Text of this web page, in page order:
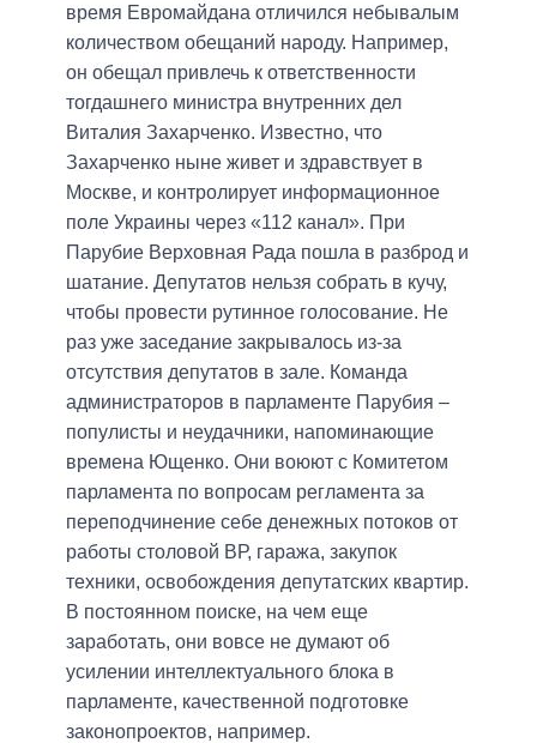
время Евромайдана отличился небывалым
количеством обещаний народу. Например,
он обещал привлечь к ответственности
тогдашнего министра внутренних дел
Виталия Захарченко. Известно, что
Захарченко ныне живет и здравствует в
Москве, и контролирует информационное
поле Украины через «112 канал». При
Парубие Верховная Рада пошла в разброд и
шатание. Депутатов нельзя собрать в кучу,
чтобы провести рутинное голосование. Не
раз уже заседание закрывалось из-за
отсутствия депутатов в зале. Команда
администраторов в парламенте Парубия –
популисты и неудачники, напоминающие
времена Ющенко. Они воюют с Комитетом
парламента по вопросам регламента за
переподчинение себе денежных потоков от
работы столовой ВР, гаража, закупок
техники, освобождения депутатских квартир.
В постоянном поиске, на чем еще
заработать, они вовсе не думают об
усилении интеллектуального блока в
парламенте, качественной подготовке
законопроектов, например.